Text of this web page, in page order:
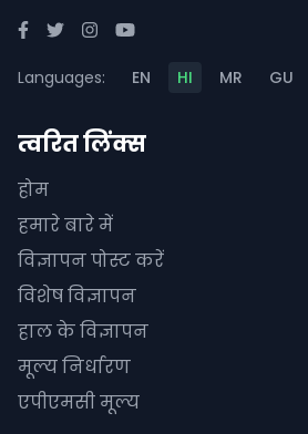
Languages: EN HI MR GU
त्वरित लिंक्स
होम
हमारे बारे में
विज्ञापन पोस्ट करें
विशेष विज्ञापन
हाल के विज्ञापन
मूल्य निर्धारण
एपीएमसी मूल्य